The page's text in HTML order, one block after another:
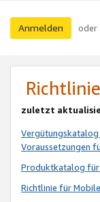
Anmelden oder
zuletzt
Voraussetzungen
Produktkatalog
Richtlinie für